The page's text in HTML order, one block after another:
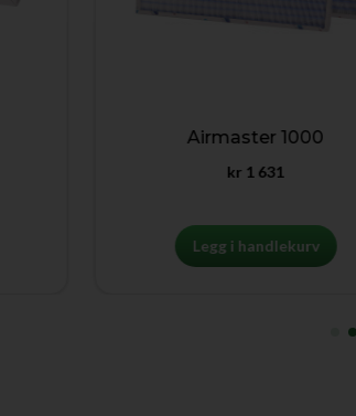
Airmaster 1000
1 631
Legg i handlekurv